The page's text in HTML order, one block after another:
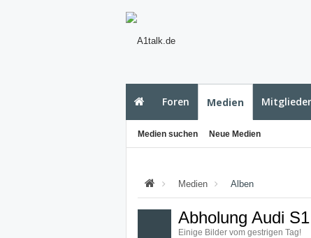
Foren Medien
Medien suchen Neue Medien
Mitglieder
Medien Alben
Abholung Audi
Einige Bilder vom gestrigen Tag!